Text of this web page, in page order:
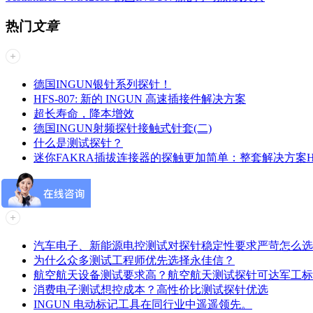
热门 文章
德国INGUN银针系列探针！
HFS-807: 新的 INGUN 高速插接件解决方案
超长寿命，降本增效
德国INGUN射频探针接触式针套(二)
什么是测试探针？
迷你FAKRA插拔连接器的探触更加简单：整套解决方案
最新资讯
汽车电子、新能源电控测试对探针稳定性要求严苛怎么选
为什么众多测试工程师优先选择永佳信？
航空航天设备测试要求高？航空航天测试探针可达军工
消费电子测试想控成本？高性价比测试探针优选
INGUN 电动标记工具在同行业中遥遥领先。